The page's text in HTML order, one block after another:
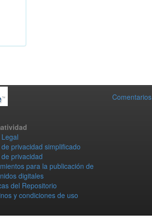
Comentarios
privacidad simplificado
privacidad
para la publicación de
digitales
del Repositorio
y condiciones de uso